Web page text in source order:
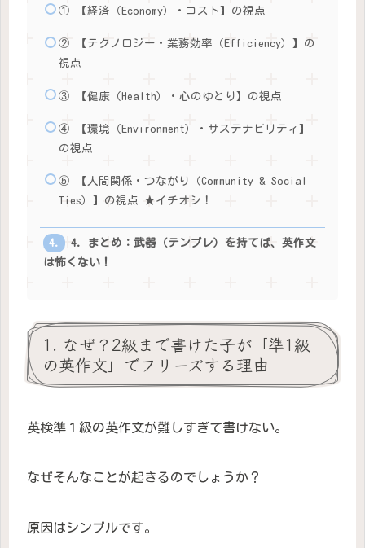
① 【経済（Economy）・コスト】の視点
② 【テクノロジー・業務効率（Efficiency）】の
視点
③ 【健康（Health）・心のゆとり】の視点
④ 【環境（Environment）・サステナビリティ】
の視点
⑤ 【人間関係・つながり（Community & Social
Ties）】の視点 ★イチオシ！
4. まとめ：武器（テンプレ）を持てば、英作文
は怖くない！
1. なぜ？2級まで書けた子が「準1級
の英作文」でフリーズする理由
英検準１級の英作文が難しすぎて書けない。
なぜそんなことが起きるのでしょうか？
原因はシンプルです。